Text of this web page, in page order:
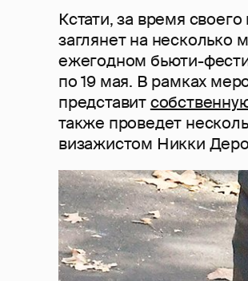
Кстати, за время
заглянет на несколько
ежегодном бьюти-
по 19 мая. В рамках
представит
также проведет
визажистом Никки